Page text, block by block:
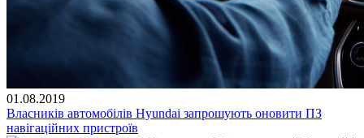
01.08.2019
Власників автомобілів Hyundai запрошують оновити ПЗ
навігаційних пристроїв